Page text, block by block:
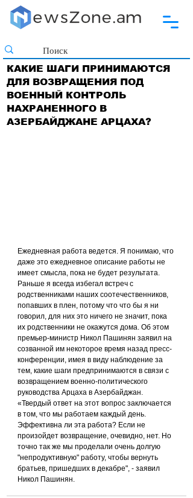
КАКИЕ ШАГИ ПРИНИМАЮТСЯ
ДЛЯ ВОЗВРАЩЕНИЯ ПОД
ВОЕННЫЙ КОНТРОЛЬ
НАХРАНЕННОГО В
АЗЕРБАЙДЖАНЕ АРЦАХА?
Ежедневная работа ведется. Я понимаю, что
даже это ежедневное описание работы не
имеет смысла, пока не будет результата.
Раньше я всегда избегал встреч с
родственниками наших соотечественников,
попавших в плен, потому что что бы я ни
говорил, для них это ничего не значит, пока
их родственники не окажутся дома. Об этом
премьер-министр Никол Пашинян заявил на
созванной им некоторое время назад пресс-
конференции, имея в виду наблюдение за
тем, какие шаги предпринимаются в связи с
возвращением военно-политического
руководства Арцаха в Азербайджан.
«Твердый ответ на этот вопрос заключается
в том, что мы работаем каждый день.
Эффективна ли эта работа? Если не
произойдет возвращение, очевидно, нет. Но
точно так же мы проделали очень долгую
"непродуктивную" работу, чтобы вернуть
братьев, пришедших в декабре", - заявил
Никол Пашинян.